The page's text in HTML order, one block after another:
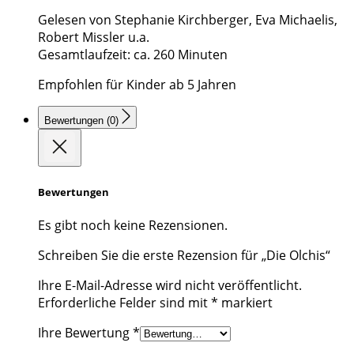
Gelesen von Stephanie Kirchberger, Eva Michaelis,
Robert Missler u.a.
Gesamtlaufzeit: ca. 260 Minuten
Empfohlen für Kinder ab 5 Jahren
Bewertungen (0)
Bewertungen
Es gibt noch keine Rezensionen.
Schreiben Sie die erste Rezension für „Die Olchis“
Ihre E-Mail-Adresse wird nicht veröffentlicht.
Erforderliche Felder sind mit* markiert
Ihre Bewertung*